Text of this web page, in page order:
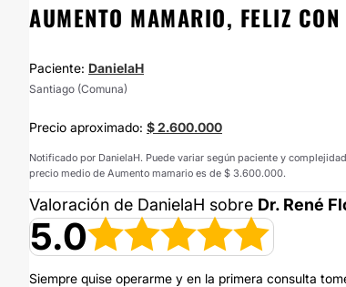
AUMENTO MAMARIO, FELIZ CON
Paciente: DanielaH
Santiago (Comuna)
Precio aproximado: $ 2.600.000
Notificado por DanielaH. Puede variar según paciente y
precio medio de Aumento mamario es de $ 3.600.000.
Valoración de DanielaH sobre Dr. René
5.0
Siempre quise operarme y en la primera consulta